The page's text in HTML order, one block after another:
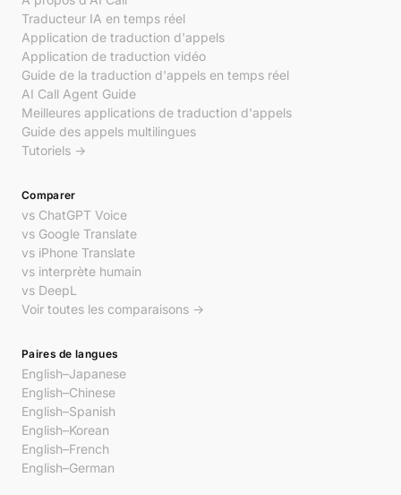
Traducteur IA en temps réel
Application de traduction d'appels
Application de traduction vidéo
Guide de la traduction d'appels en temps réel
AI Call Agent Guide
Meilleures applications de traduction d'appels
Guide des appels multilingues
Tutoriels →
Comparer
vs ChatGPT Voice
vs Google Translate
vs iPhone Translate
vs interprète humain
vs DeepL
Voir toutes les comparaisons →
Paires de langues
English–Japanese
English–Chinese
English–Spanish
English–Korean
English–French
English–German